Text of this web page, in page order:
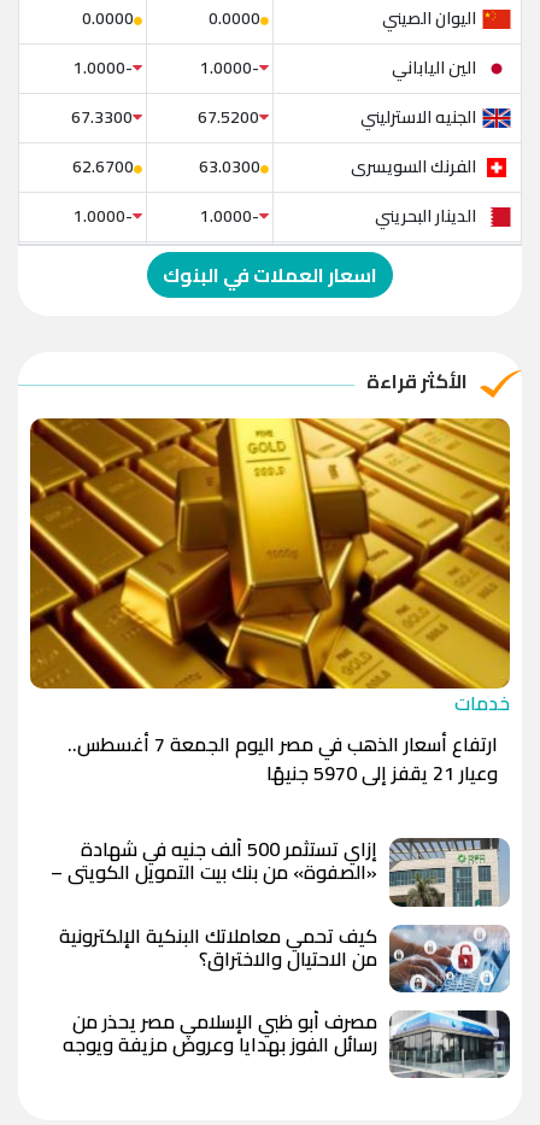
اليوان الصيني
0.0000
0.0000
الين الياباني
-1.0000
-1.0000
الجنيه الاسترليني
67.5200
67.3300
الفرنك السويسرى
63.0300
62.6700
الدينار البحريني
-1.0000
-1.0000
الدولار الإسترالي
-1.0000
الريال القطري
الدينار الأردني
-1.0000
-1.0000
اسعار العملات في البنوك
الأكثر قراءة
خدمات
ارتفاع أسعار الذهب في مصر اليوم الجمعة 7 أغسطس..
وعيار 21 يقفز إلى 5970 جنيهًا
إزاي تستثمر 500 ألف جنيه في شهادة
«الصفوة» من بنك بيت التمويل الكويتي –
مصر بعد رفع العائد؟
كيف تحمي معاملاتك البنكية الإلكترونية
من الاحتيال والاختراق؟
مصرف أبو ظبي الإسلامي مصر يحذر من
رسائل الفوز بهدايا وعروض مزيفة ويوجه
بعدم مشاركة البيانات المصرفية